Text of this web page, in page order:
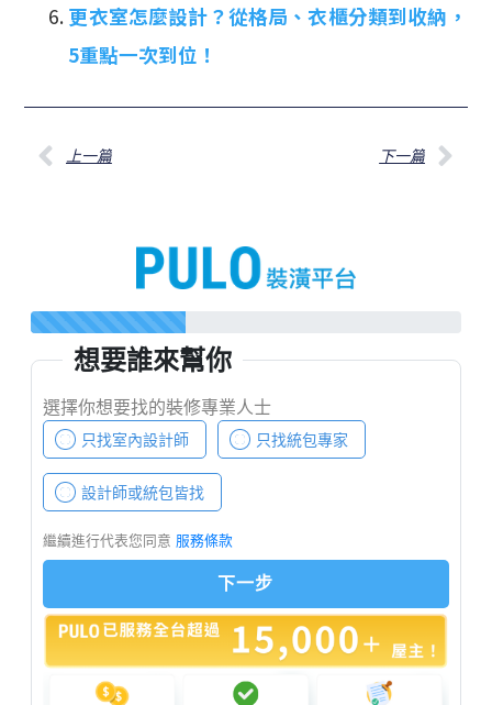
更衣室怎麼設計？從格局、衣櫃分類到收納，
5重點一次到位！
上一篇 下一篇